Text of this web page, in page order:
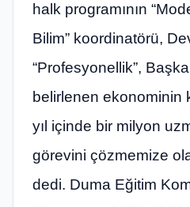
halk programının
Bilim” koordinatörü,
“Profesyonellik”,
belirlenen ekonominin
yıl içinde bir milyon
görevini çözmemize
dedi. Duma Eğitim